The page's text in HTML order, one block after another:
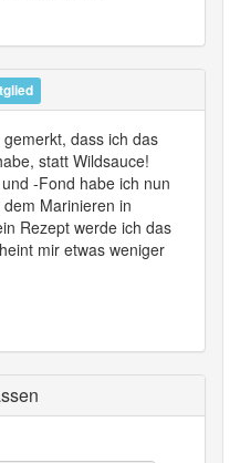
dass ich das
statt Wildsauce!
-Fond habe ich nun
Marinieren in
Rezept werde ich das
mir etwas weniger